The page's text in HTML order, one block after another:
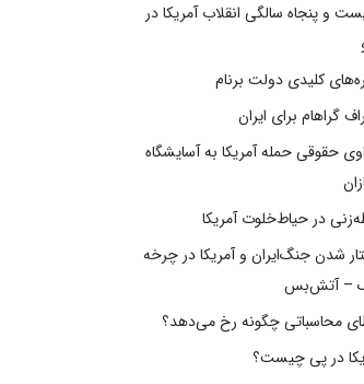
و پنجاه سالگی انقلاب آمریکا در
کلیدی دولت برنام
گراهام برای ایران
حقوقی حمله آمریکا به آسایشگاه
در حیاط‌خلوت آمریکا
شدن جنگ‌ایران و آمریکا در چرخه
– آتش‌بس
محاسباتی چگونه رخ می‌دهد؟
در پی چیست؟